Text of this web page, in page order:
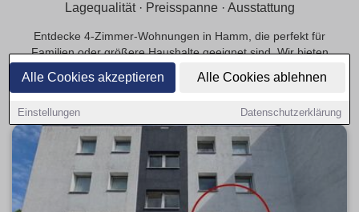
Alle Cookies akzeptieren Alle Cookies ablehnen
Einstellungen Datenschutzerklärung
Lagequalität · Preisspanne · Ausstattung
Entdecke 4-Zimmer-Wohnungen in Hamm, die perfekt für
Familien oder größere Haushalte geeignet sind. Wir bieten
dir Optionen in ruhigen Lagen und das passende Preis-
Leistungs-Verhältnis.